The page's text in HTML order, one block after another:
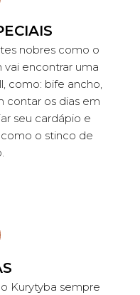
nobres como o
encontrar uma
como: bife ancho,
contar os dias em
seu cardápio e
o stinco de
Kurytyba sempre